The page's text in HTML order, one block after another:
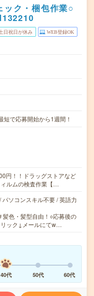
ック・梱包作業○
日祝日が休み WEB登録OK
で応募開始から1週間！
円！！ドラッグストアなど
ルムの検査作業【…
ソコンスキル不要 / 英語力
髪色・髪型自由！○応募後の
ック↓メールにてw…
40代 50代 60代